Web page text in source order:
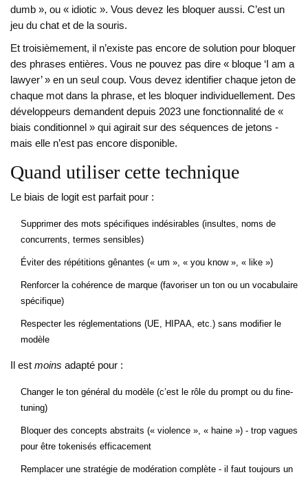
dumb », ou « idiotic ». Vous devez les bloquer aussi. C’est un
jeu du chat et de la souris.
Et troisièmement, il n’existe pas encore de solution pour bloquer
des phrases entières. Vous ne pouvez pas dire « bloque ‘I am a
lawyer’ » en un seul coup. Vous devez identifier chaque jeton de
chaque mot dans la phrase, et les bloquer individuellement. Des
développeurs demandent depuis 2023 une fonctionnalité de «
biais conditionnel » qui agirait sur des séquences de jetons -
mais elle n’est pas encore disponible.
Quand utiliser cette technique
Le biais de logit est parfait pour :
Supprimer des mots spécifiques indésirables (insultes, noms de
concurrents, termes sensibles)
Éviter des répétitions gênantes (« um », « you know », « like »)
Renforcer la cohérence de marque (favoriser un ton ou un vocabulaire
spécifique)
Respecter les réglementations (UE, HIPAA, etc.) sans modifier le
modèle
Il est moins adapté pour :
Changer le ton général du modèle (c’est le rôle du prompt ou du fine-
tuning)
Bloquer des concepts abstraits (« violence », « haine ») - trop vagues
pour être tokenisés efficacement
Remplacer une stratégie de modération complète - il faut toujours un